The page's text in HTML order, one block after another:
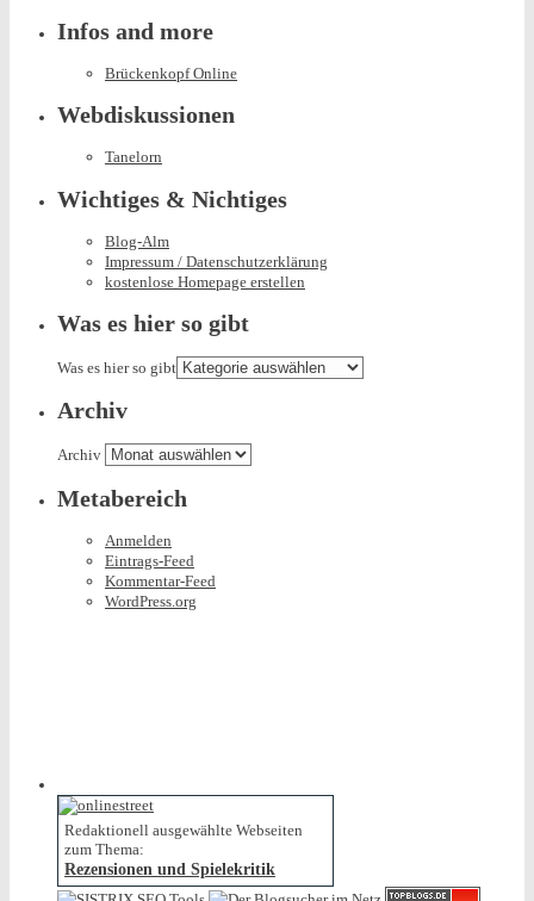
Infos and more
Brückenkopf Online
Webdiskussionen
Tanelorn
Wichtiges & Nichtiges
Blog-Alm
Impressum / Datenschutzerklärung
kostenlose Homepage erstellen
Was es hier so gibt
Was es hier so gibt
Archiv
Archiv
Metabereich
Anmelden
Eintrags-Feed
Kommentar-Feed
WordPress.org
Redaktionell ausgewählte Webseiten
zum Thema:
Rezensionen und Spielekritik